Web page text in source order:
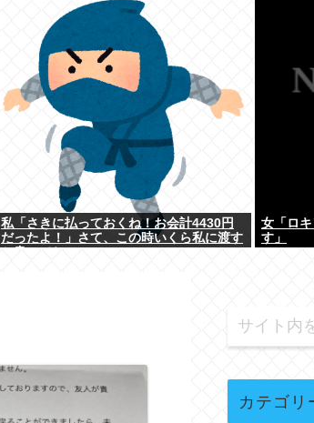
私「さきに払っておくね！お会計4430円
だったよ！」さて、この時いくら私に渡す
女「ロ
す」
カテゴリ